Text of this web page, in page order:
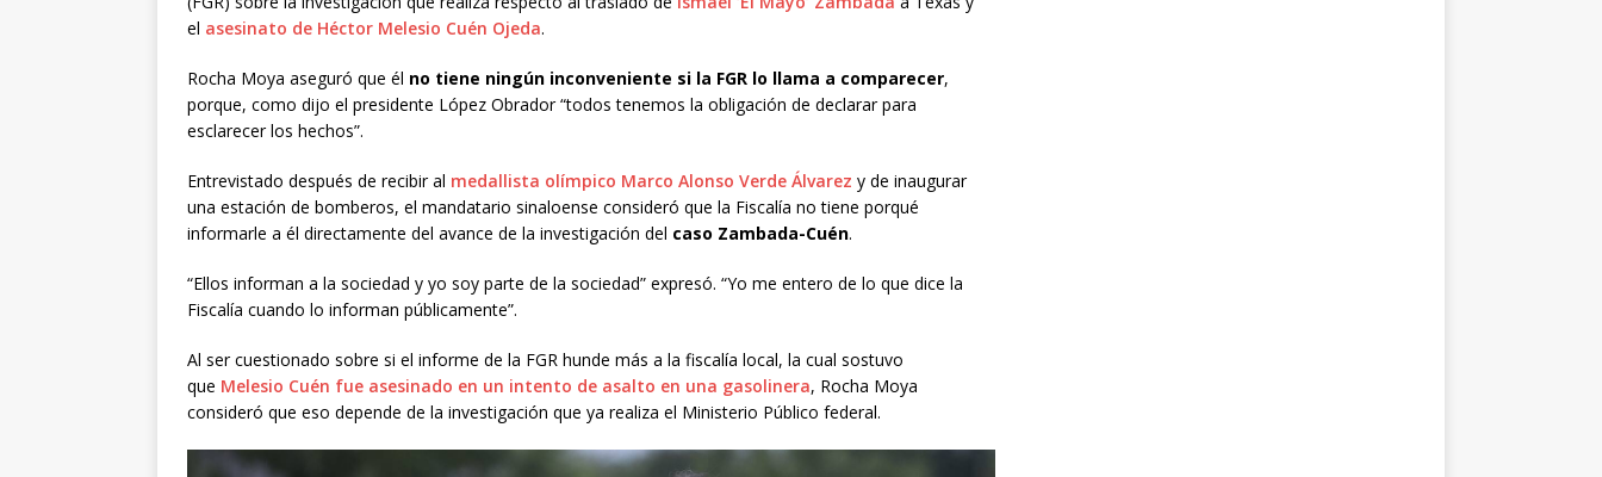
el asesinato de Héctor Melesio Cuén Ojeda.
Rocha Moya aseguró que él no tiene ningún inconveniente si la FGR lo llama a comparecer,
porque, como dijo el presidente López Obrador “todos tenemos la obligación de declarar para
esclarecer los hechos”.
Entrevistado después de recibir al medallista olímpico Marco Alonso Verde Álvarez y de inaugurar
una estación de bomberos, el mandatario sinaloense consideró que la Fiscalía no tiene porqué
informarle a él directamente del avance de la investigación del caso Zambada-Cuén.
“Ellos informan a la sociedad y yo soy parte de la sociedad” expresó. “Yo me entero de lo que dice la
Fiscalía cuando lo informan públicamente”.
Al ser cuestionado sobre si el informe de la FGR hunde más a la fiscalía local, la cual sostuvo
que Melesio Cuén fue asesinado en un intento de asalto en una gasolinera, Rocha Moya
consideró que eso depende de la investigación que ya realiza el Ministerio Público federal.